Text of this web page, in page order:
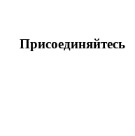
Присоединяйтесь